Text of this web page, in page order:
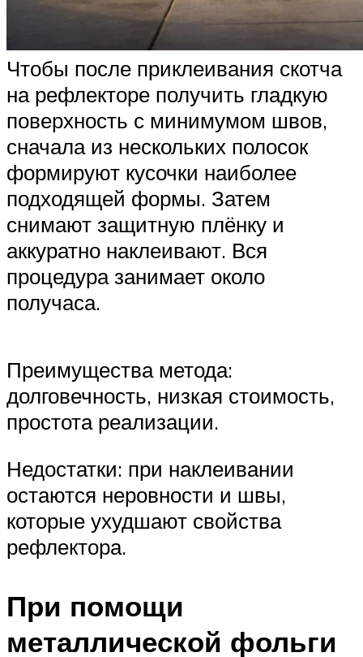
Чтобы после приклеивания скотча
на рефлекторе получить гладкую
поверхность с минимумом швов,
сначала из нескольких полосок
формируют кусочки наиболее
подходящей формы. Затем
снимают защитную плёнку и
аккуратно наклеивают. Вся
процедура занимает около
получаса.
Преимущества метода:
долговечность, низкая стоимость,
простота реализации.
Недостатки: при наклеивании
остаются неровности и швы,
которые ухудшают свойства
рефлектора.
При помощи
металлической фольги